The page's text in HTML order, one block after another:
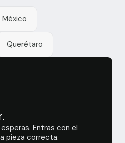
México
Querétaro
Entras con el
pieza correcta.